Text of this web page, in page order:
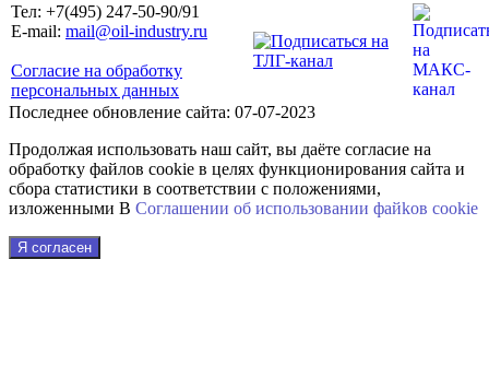
Тел: +7(495) 247-50-90/91
E-mail: mail@oil-industry.ru
Согласие на обработку
персональных данных
Последнее обновление сайта: 07-07-2023
Продолжая использовать наш сайт, вы даёте согласие на
обработку файлов cookie в целях функционирования сайта и
сбора статистики в соответствии с положениями,
изложенными В Соглашении об использовании файkов cookie
Я согласен